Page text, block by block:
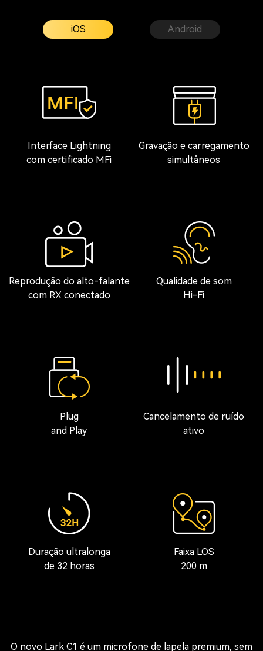
iOS Android
Interface Lightning
com certificado MFi
Gravação e carregamento
simultâneos
Reprodução do alto-falante
com RX conectado
Qualidade de som
Hi-Fi
Plug
and Play
Cancelamento de ruído
ativo
Duração ultralonga
de 32 horas
Faixa LOS
200 m
O novo Lark C1 é um microfone de lapela premium, sem